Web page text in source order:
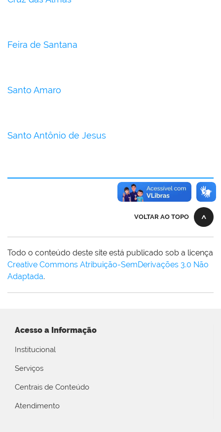
Feira de Santana
Santo Amaro
Santo Antônio de Jesus
VOLTAR AO TOPO
Todo o conteúdo deste site está publicado sob a licença
Creative Commons Atribuição-SemDerivações 3.0 Não
Adaptada.
Acesso a Informação
Institucional
Serviços
Centrais de Conteúdo
Atendimento